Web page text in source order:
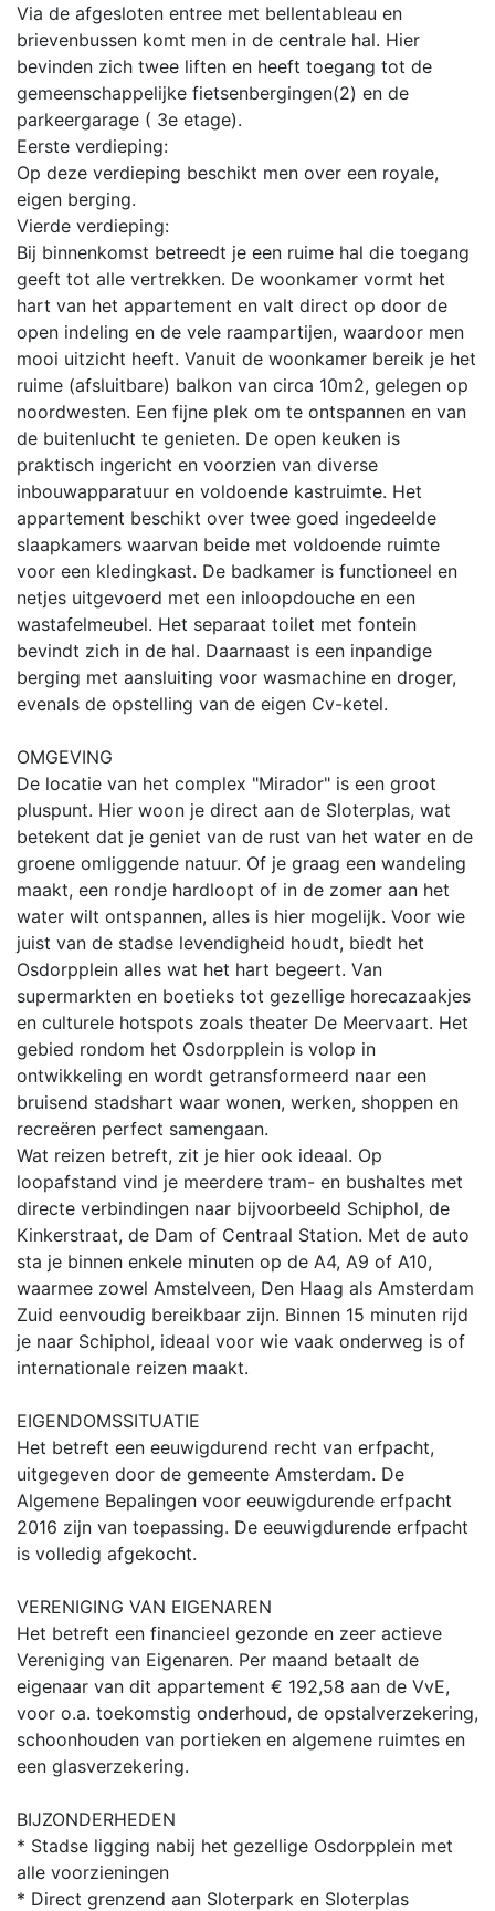
Via de afgesloten entree met bellentableau en
brievenbussen komt men in de centrale hal. Hier
bevinden zich twee liften en heeft toegang tot de
gemeenschappelijke fietsenbergingen(2) en de
parkeergarage ( 3e etage).
Eerste verdieping:
Op deze verdieping beschikt men over een royale,
eigen berging.
Vierde verdieping:
Bij binnenkomst betreedt je een ruime hal die toegang
geeft tot alle vertrekken. De woonkamer vormt het
hart van het appartement en valt direct op door de
open indeling en de vele raampartijen, waardoor men
mooi uitzicht heeft. Vanuit de woonkamer bereik je het
ruime (afsluitbare) balkon van circa 10m2, gelegen op
noordwesten. Een fijne plek om te ontspannen en van
de buitenlucht te genieten. De open keuken is
praktisch ingericht en voorzien van diverse
inbouwapparatuur en voldoende kastruimte. Het
appartement beschikt over twee goed ingedeelde
slaapkamers waarvan beide met voldoende ruimte
voor een kledingkast. De badkamer is functioneel en
netjes uitgevoerd met een inloopdouche en een
wastafelmeubel. Het separaat toilet met fontein
bevindt zich in de hal. Daarnaast is een inpandige
berging met aansluiting voor wasmachine en droger,
evenals de opstelling van de eigen Cv-ketel.
OMGEVING
De locatie van het complex "Mirador" is een groot
pluspunt. Hier woon je direct aan de Sloterplas, wat
betekent dat je geniet van de rust van het water en de
groene omliggende natuur. Of je graag een wandeling
maakt, een rondje hardloopt of in de zomer aan het
water wilt ontspannen, alles is hier mogelijk. Voor wie
juist van de stadse levendigheid houdt, biedt het
Osdorpplein alles wat het hart begeert. Van
supermarkten en boetieks tot gezellige horecazaakjes
en culturele hotspots zoals theater De Meervaart. Het
gebied rondom het Osdorpplein is volop in
ontwikkeling en wordt getransformeerd naar een
bruisend stadshart waar wonen, werken, shoppen en
recreëren perfect samengaan.
Wat reizen betreft, zit je hier ook ideaal. Op
loopafstand vind je meerdere tram- en bushaltes met
directe verbindingen naar bijvoorbeeld Schiphol, de
Kinkerstraat, de Dam of Centraal Station. Met de auto
sta je binnen enkele minuten op de A4, A9 of A10,
waarmee zowel Amstelveen, Den Haag als Amsterdam
Zuid eenvoudig bereikbaar zijn. Binnen 15 minuten rijd
je naar Schiphol, ideaal voor wie vaak onderweg is of
internationale reizen maakt.
EIGENDOMSSITUATIE
Het betreft een eeuwigdurend recht van erfpacht,
uitgegeven door de gemeente Amsterdam. De
Algemene Bepalingen voor eeuwigdurende erfpacht
2016 zijn van toepassing. De eeuwigdurende erfpacht
is volledig afgekocht.
VERENIGING VAN EIGENAREN
Het betreft een financieel gezonde en zeer actieve
Vereniging van Eigenaren. Per maand betaalt de
eigenaar van dit appartement € 192,58 aan de VvE,
voor o.a. toekomstig onderhoud, de opstalverzekering,
schoonhouden van portieken en algemene ruimtes en
een glasverzekering.
BIJZONDERHEDEN
* Stadse ligging nabij het gezellige Osdorpplein met
alle voorzieningen
* Direct grenzend aan Sloterpark en Sloterplas